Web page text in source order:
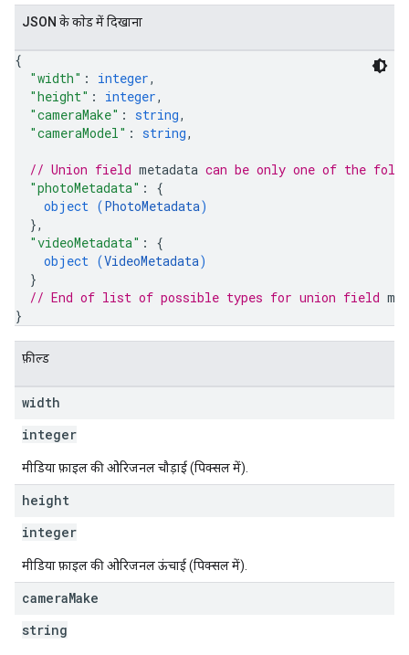
JSON के काेड में दिखाना
{
"width" : integer,
"height" : integer,
"cameraMake" : string,
"cameraModel" : string,
// Union field metadata can be only one of the
"photoMetadata" : {
object (PhotoMetadata)
},
"videoMetadata" : {
object (VideoMetadata)
}
// End of list of possible types for union field
}
फ़ील्ड
width
integer
मीडिया फ़ाइल की ओरिजनल चौड़ाई (पिक्सल में).
height
integer
मीडिया फ़ाइल की ओरिजनल ऊंचाई (पिक्सल में).
cameraMake
string